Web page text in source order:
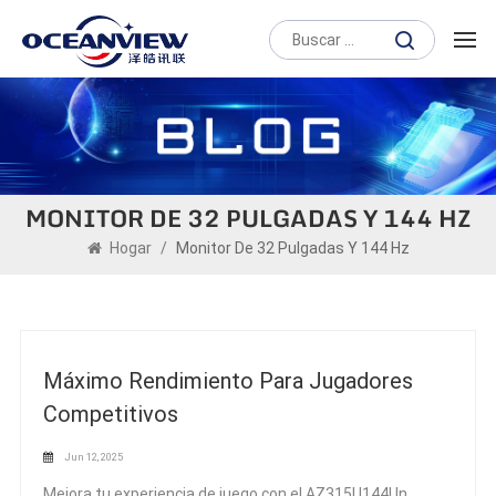
MONITOR DE 32 PULGADAS Y 144 HZ
Hogar / Monitor De 32 Pulgadas Y 144 Hz
Máximo Rendimiento Para Jugadores
Competitivos
Jun 12, 2025